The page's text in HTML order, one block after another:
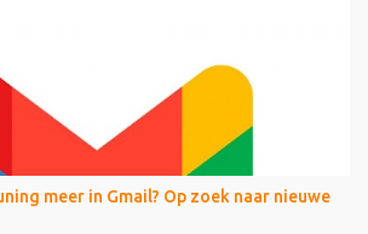
meer in Gmail? Op zoek naar nieuwe